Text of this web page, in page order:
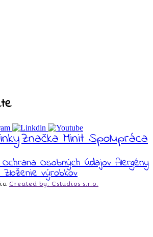
Značka Minit Spolupráca
Ochrana Osobných údajov Alergény
Zloženie výrobkov
Created by: Cstudios s.r.o.